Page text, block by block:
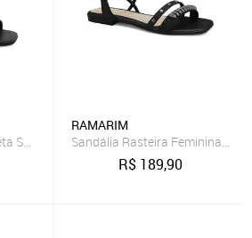
Salto Médio Bloco Ramarim 2528102-3
RAMARIM
Sandália Rasteira Feminina
R$ 189,90